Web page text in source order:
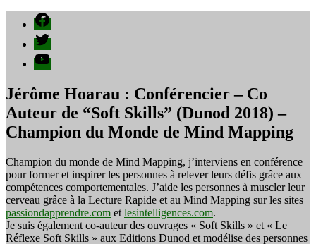
Facebook
Twitter
YouTube
Jérôme Hoarau : Conférencier – Co
Auteur de “Soft Skills” (Dunod 2018) –
Champion du Monde de Mind Mapping
Champion du monde de Mind Mapping, j’interviens en conférence
pour former et inspirer les personnes à relever leurs défis grâce aux
compétences comportementales. J’aide les personnes à muscler leur
cerveau grâce à la Lecture Rapide et au Mind Mapping sur les sites
passiondapprendre.com et lesintelligences.com.
Je suis également co-auteur des ouvrages « Soft Skills » et « Le
Réflexe Soft Skills » aux Editions Dunod et modélise des personnes